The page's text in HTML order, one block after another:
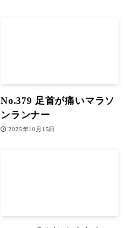
No.379 足首が痛いマラソ
ンランナー
2025年10月15日